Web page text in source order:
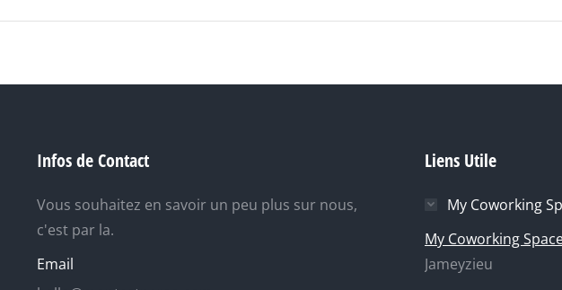
Infos de Contact
Vous souhaitez en savoir un peu plus sur nous,
c'est par la.
Email
Liens Utile
My Coworking
My Coworking
Jameyzieu